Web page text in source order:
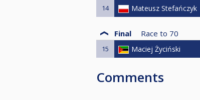
14 Mateusz Stefańczyk
Final Race to 70
15 Maciej Życiński
Comments